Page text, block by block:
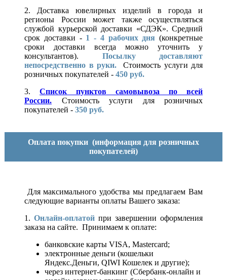
2. Доставка ювелирных изделий в города и
регионы России может также осуществляться
службой курьерской доставки «СДЭК». Средний
срок доставки - 1 - 4 рабочих дня (конкретные
сроки доставки всегда можно уточнить у
консультантов). Посылку доставляют
непосредственно в руки.
Стоимость услуги для
розничных покупателей - 450 руб.
3. Список пунктов самовывоза по всей
России.
Стоимость услуги для розничных
покупателей - 350 руб.
Оплата покупки (информация для розничных
покупателей)
Для максимального удобства мы предлагаем Вам
следующие варианты оплаты Вашего заказа:
1. Онлайн-оплатой при завершении оформления
заказа на сайте. Принимаем к оплате:
банковские карты VISA, Mastercard;
электронные деньги (кошельки
Яндекс.Деньги, QIWI Кошелек и другие);
через интернет-банкинг (Сбербанк-онлайн и